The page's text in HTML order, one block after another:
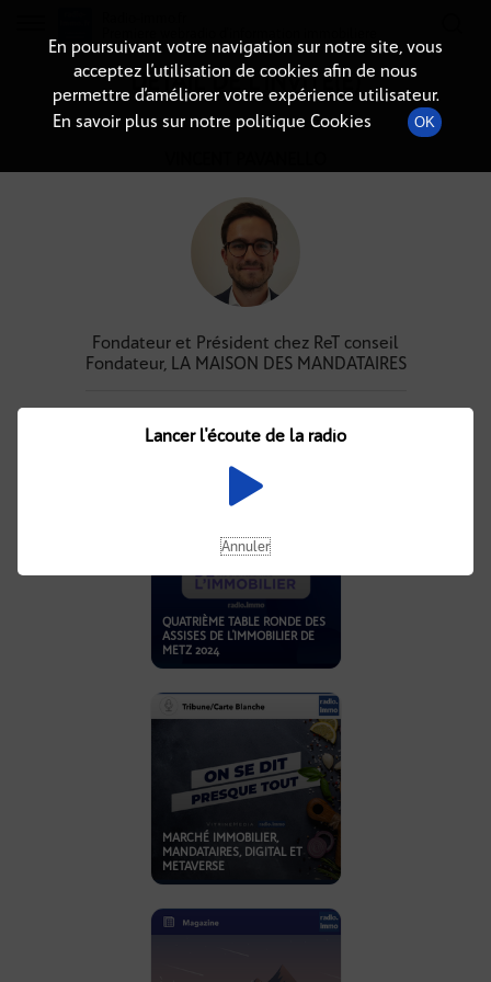
DÉTAIL DE L'INVITÉ(E)
Fondateur et Président chez ReT conseil
Fondateur, LA MAISON DES MANDATAIRES
Podcasts(4) À venir
QUATRIÈME TABLE RONDE DES
ASSISES DE L'IMMOBILIER DE
METZ 2024
MARCHÉ IMMOBILIER,
MANDATAIRES, DIGITAL ET
METAVERSE
En poursuivant votre navigation sur notre site, vous
acceptez l’utilisation de cookies afin de nous
permettre d’améliorer votre expérience utilisateur.
En savoir plus sur notre politique Cookies
OK
Lancer l'écoute de la radio
Annuler